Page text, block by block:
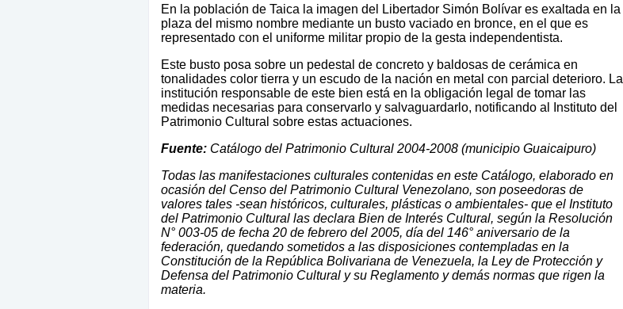
En la población de Taica la imagen del Libertador Simón Bolívar es exaltada en la
plaza del mismo nombre mediante un busto vaciado en bronce, en el que es
representado con el uniforme militar propio de la gesta independentista.
Este busto posa sobre un pedestal de concreto y baldosas de cerámica en
tonalidades color tierra y un escudo de la nación en metal con parcial deterioro. La
institución responsable de este bien está en la obligación legal de tomar las
medidas necesarias para conservarlo y salvaguardarlo, notificando al Instituto del
Patrimonio Cultural sobre estas actuaciones.
Fuente: Catálogo del Patrimonio Cultural 2004-2008 (municipio Guaicaipuro)
Todas las manifestaciones culturales contenidas en este Catálogo, elaborado en
ocasión del Censo del Patrimonio Cultural Venezolano, son poseedoras de
valores tales -sean históricos, culturales, plásticas o ambientales- que el Instituto
del Patrimonio Cultural las declara Bien de Interés Cultural, según la Resolución
N° 003-05 de fecha 20 de febrero del 2005, día del 146° aniversario de la
federación, quedando sometidos a las disposiciones contempladas en la
Constitución de la República Bolivariana de Venezuela, la Ley de Protección y
Defensa del Patrimonio Cultural y su Reglamento y demás normas que rigen la
materia.